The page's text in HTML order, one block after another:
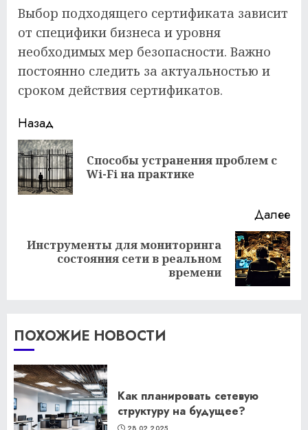
Выбор подходящего сертификата зависит
от специфики бизнеса и уровня
необходимых мер безопасности. Важно
постоянно следить за актуальностью и
сроком действия сертификатов.
Продолжить
чтение
Назад
Способы устранения проблем с
Wi-Fi на практике
Далее
Следующая
Инструменты для мониторинга
состояния сети в реальном
времени
ПОХОЖИЕ НОВОСТИ
Как планировать сетевую
структуру на будущее?